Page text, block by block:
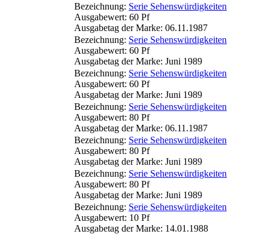
Bezeichnung: Serie Sehenswürdigkeiten
Ausgabewert: 60 Pf
Ausgabetag der Marke: 06.11.1987
Bezeichnung: Serie Sehenswürdigkeiten
Ausgabewert: 60 Pf
Ausgabetag der Marke: Juni 1989
Bezeichnung: Serie Sehenswürdigkeiten
Ausgabewert: 60 Pf
Ausgabetag der Marke: Juni 1989
Bezeichnung: Serie Sehenswürdigkeiten
Ausgabewert: 80 Pf
Ausgabetag der Marke: 06.11.1987
Bezeichnung: Serie Sehenswürdigkeiten
Ausgabewert: 80 Pf
Ausgabetag der Marke: Juni 1989
Bezeichnung: Serie Sehenswürdigkeiten
Ausgabewert: 80 Pf
Ausgabetag der Marke: Juni 1989
Bezeichnung: Serie Sehenswürdigkeiten
Ausgabewert: 10 Pf
Ausgabetag der Marke: 14.01.1988